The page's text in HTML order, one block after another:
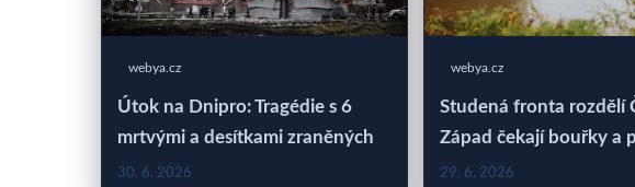
webya.cz
Útok na Dnipro: Tragédie s 6
mrtvými a desítkami zraněných
30. 6. 2026
webya.cz
Studená fronta rozdělí
Západ čekají bouřky a
29. 6. 2026